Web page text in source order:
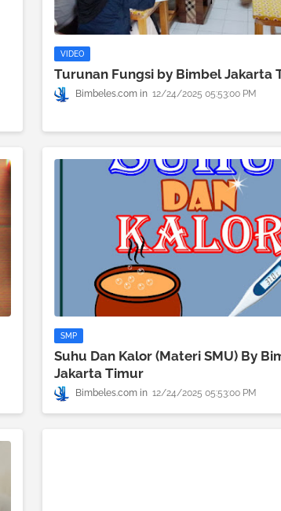
VIDEO
Turunan Fungsi by Bimbel Jakarta
Bimbeles.com 12/24/2025 05:53:00 PM
SMP
Suhu Dan Kalor (Materi SMU) By
Jakarta Timur
Bimbeles.com 12/24/2025 05:53:00 PM